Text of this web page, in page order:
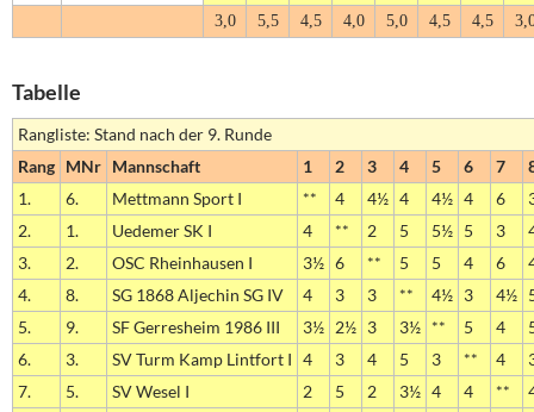
3,0
5,5 4,5 4,0 5,0 4,5 4,5
Tabelle
Rangliste: Stand nach der 9. Runde
Rang MNr Mannschaft 1 2 3 4 5 6 7
1.
6. Mettmann Sport I ** 4 4½ 4 4½ 4 6
2.
1. Uedemer SK I 4 ** 2 5 5½ 5 3
3.
2. OSC Rheinhausen I 3½ 6 ** 5 5 4 6
4.
8. SG 1868 Aljechin SG IV 4 3 3 ** 4½ 3 4½
5.
9. SF Gerresheim 1986 III 3½ 2½ 3 3½ ** 5 4
6.
3. SV Turm Kamp Lintfort I 4 3 4 5 3 ** 4
7.
5. SV Wesel I 2 5 2 3½ 4 4 **